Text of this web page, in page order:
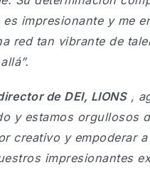
impresionante y me
red tan vibrante de
de DEI, LIONS,
y estamos orgullosos
creativo y empoderar
impresionantes